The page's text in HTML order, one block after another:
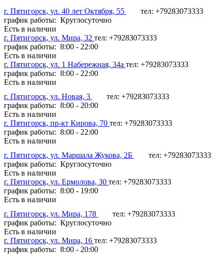
г. Пятигорск, ул. 40 лет Октября, 55
тел: +79283073333
график работы: Круглосуточно
Есть в наличии
г. Пятигорск, ул. Мира, 32 тел: +79283073333
график работы: 8:00 - 22:00
Есть в наличии
г. Пятигорск, ул. 1 Набережная, 34а тел: +79283073333
график работы: 8:00 - 22:00
Есть в наличии
г. Пятигорск, ул. Новая, 3
тел: +79283073333
график работы: 8:00 - 20:00
Есть в наличии
г. Пятигорск, пр-кт Кирова, 70 тел: +79283073333
график работы: 8:00 - 22:00
Есть в наличии
г. Пятигорск, ул. Маршала Жукова, 2Б
тел: +79283073333
график работы: Круглосуточно
Есть в наличии
г. Пятигорск, ул. Ермолова, 30 тел: +79283073333
график работы: 8:00 - 19:00
Есть в наличии
г. Пятигорск, ул. Мира, 178
тел: +79283073333
график работы: Круглосуточно
Есть в наличии
г. Пятигорск, ул. Мира, 16 тел: +79283073333
график работы: 8:00 - 20:00